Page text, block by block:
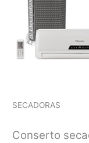
SECADORAS
Conserto